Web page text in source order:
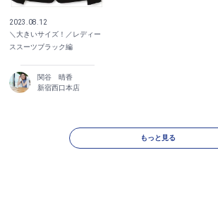
2023.08.12
＼大きいサイズ！／レディー
ススーツブラック編
関谷 晴香
新宿西口本店
もっと見る